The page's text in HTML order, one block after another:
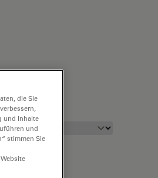
die Sie
und Inhalte
und
stimmen Sie